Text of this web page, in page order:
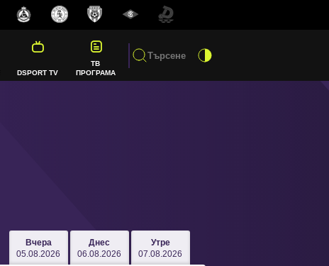
DSPORT TV
ТВ
ПРОГРАМА
Вчера
05.08.2026
Днес
06.08.2026
Утре
07.08.2026